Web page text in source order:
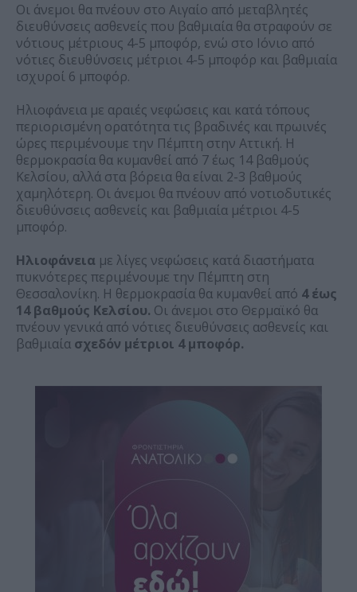
Οι άνεμοι θα πνέουν στο Αιγαίο από μεταβλητές
διευθύνσεις ασθενείς που βαθμιαία θα στραφούν σε
νότιους μέτριους 4-5 μποφόρ, ενώ στο Ιόνιο από
νότιες διευθύνσεις μέτριοι 4-5 μποφόρ και βαθμιαία
ισχυροί 6 μποφόρ.
Ηλιοφάνεια με αραιές νεφώσεις και κατά τόπους
περιορισμένη ορατότητα τις βραδινές και πρωινές
ώρες περιμένουμε την Πέμπτη στην Αττική. Η
θερμοκρασία θα κυμανθεί από 7 έως 14 βαθμούς
Κελσίου, αλλά στα βόρεια θα είναι 2-3 βαθμούς
χαμηλότερη. Οι άνεμοι θα πνέουν από νοτιοδυτικές
διευθύνσεις ασθενείς και βαθμιαία μέτριοι 4-5
μποφόρ.
Ηλιοφάνεια με λίγες νεφώσεις κατά διαστήματα
πυκνότερες περιμένουμε την Πέμπτη στη
Θεσσαλονίκη. Η θερμοκρασία θα κυμανθεί από 4 έως
14 βαθμούς Κελσίου. Οι άνεμοι στο Θερμαϊκό θα
πνέουν γενικά από νότιες διευθύνσεις ασθενείς και
βαθμιαία σχεδόν μέτριοι 4 μποφόρ.